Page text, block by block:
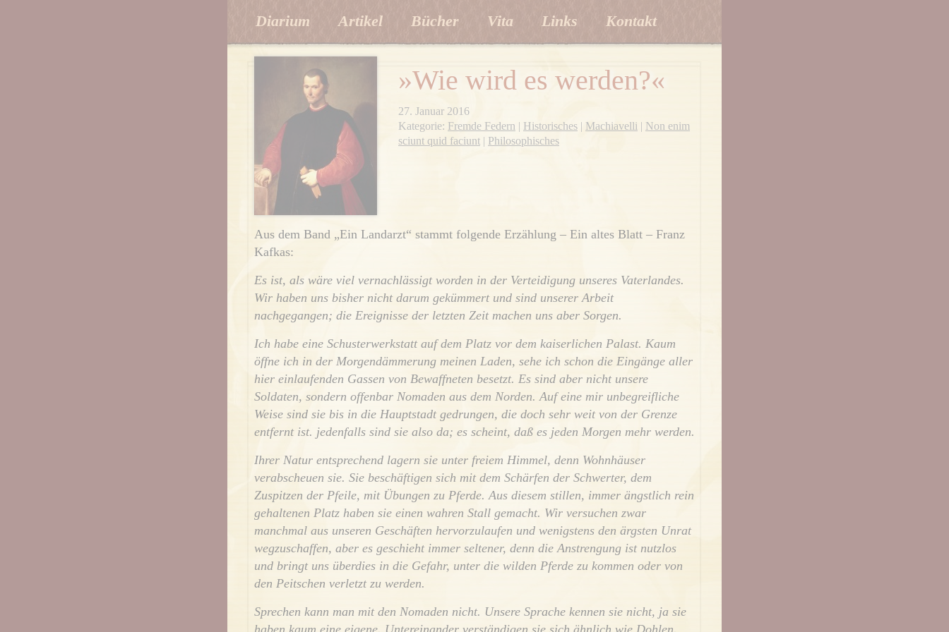
Diarium Artikel Bücher Vita Links Kontakt
»Wie wird es werden?«
27. Januar 2016
Kategorie: Fremde Federn | Historisches | Machiavelli | Non enim
sciunt quid faciunt | Philosophisches
Aus dem Band „Ein Landarzt“ stammt folgende Erzählung – Ein altes Blatt – Franz
Kafkas:
Es ist, als wäre viel vernachlässigt worden in der Verteidigung unseres Vaterlandes.
Wir haben uns bisher nicht darum gekümmert und sind unserer Arbeit
nachgegangen; die Ereignisse der letzten Zeit machen uns aber Sorgen.
Ich habe eine Schusterwerkstatt auf dem Platz vor dem kaiserlichen Palast. Kaum
öffne ich in der Morgendämmerung meinen Laden, sehe ich schon die Eingänge aller
hier einlaufenden Gassen von Bewaffneten besetzt. Es sind aber nicht unsere
Soldaten, sondern offenbar Nomaden aus dem Norden. Auf eine mir unbegreifliche
Weise sind sie bis in die Hauptstadt gedrungen, die doch sehr weit von der Grenze
entfernt ist. jedenfalls sind sie also da; es scheint, daß es jeden Morgen mehr werden.
Ihrer Natur entsprechend lagern sie unter freiem Himmel, denn Wohnhäuser
verabscheuen sie. Sie beschäftigen sich mit dem Schärfen der Schwerter, dem
Zuspitzen der Pfeile, mit Übungen zu Pferde. Aus diesem stillen, immer ängstlich rein
gehaltenen Platz haben sie einen wahren Stall gemacht. Wir versuchen zwar
manchmal aus unseren Geschäften hervorzulaufen und wenigstens den ärgsten Unrat
wegzuschaffen, aber es geschieht immer seltener, denn die Anstrengung ist nutzlos
und bringt uns überdies in die Gefahr, unter die wilden Pferde zu kommen oder von
den Peitschen verletzt zu werden.
Sprechen kann man mit den Nomaden nicht. Unsere Sprache kennen sie nicht, ja sie
haben kaum eine eigene. Untereinander verständigen sie sich ähnlich wie Dohlen.